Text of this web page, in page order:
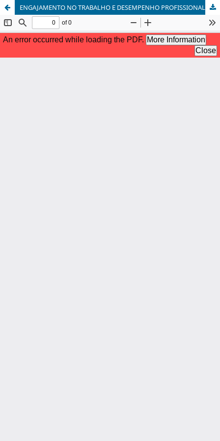
ENGAJAMENTO NO TRABALHO E DESEMPENHO PROFISSIONAL: UMA BREVE DISCUSSÃO